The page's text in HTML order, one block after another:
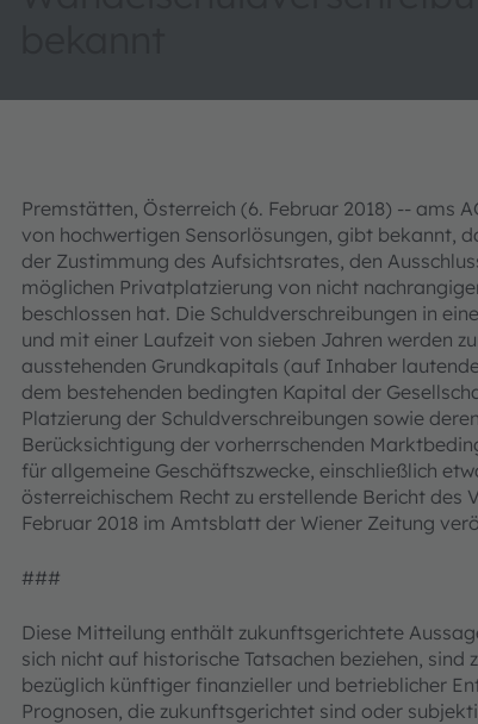
Premstätten, Österreich (6. Februar 2018) -- ams
von hochwertigen Sensorlösungen, gibt bekannt,
der Zustimmung des Aufsichtsrates, den
möglichen Privatplatzierung von nicht
beschlossen hat. Die Schuldverschreibungen in
und mit einer Laufzeit von sieben Jahren werden
ausstehenden Grundkapitals (auf Inhaber
dem bestehenden bedingten Kapital der
Platzierung der Schuldverschreibungen sowie
Berücksichtigung der vorherrschenden
für allgemeine Geschäftszwecke, einschließlich
österreichischem Recht zu erstellende Bericht
Februar 2018 im Amtsblatt der Wiener Zeitung
###
Diese Mitteilung enthält zukunftsgerichtete
sich nicht auf historische Tatsachen beziehen,
bezüglich künftiger finanzieller und betrieblicher
Prognosen, die zukunftsgerichtet sind oder